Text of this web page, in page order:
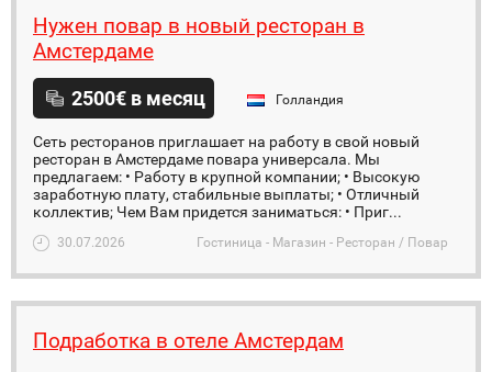
Нужен повар в новый ресторан в
Амстердаме
2500€ в месяц Голландия
Сеть ресторанов приглашает на работу в свой новый
ресторан в Амстердаме повара универсала. Мы
предлагаем: • Работу в крупной компании; • Высокую
заработную плату, стабильные выплаты; • Отличный
коллектив; Чем Вам придется заниматься: • Приг...
30.07.2026 Гостиница - Магазин - Ресторан / Повар
Подработка в отеле Амстердам